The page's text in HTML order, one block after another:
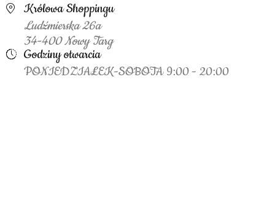
Królowa Shoppingu
Ludźmierska 26a
34-400 Nowy Targ
Godziny otwarcia
PONIEDZIAŁEK-SOBOTA 9:00 - 20:00